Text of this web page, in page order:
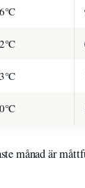
månad är